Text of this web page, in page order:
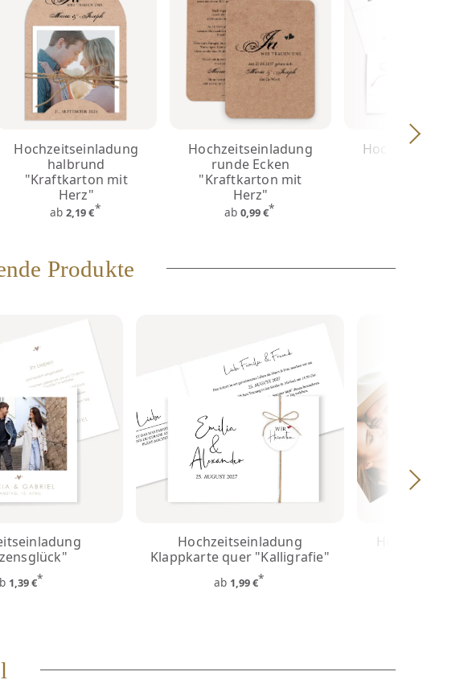
Hochzeitseinladung
halbrund
"Kraftkarton mit
Herz"
ab 2,19 €*
Hochzeitseinladung
runde Ecken
"Kraftkarton mit
Herz"
ab 0,99 €*
Produkte
1,39 €*
Hochzeitseinladung
Klappkarte quer "Kalligrafie"
ab 1,99 €*